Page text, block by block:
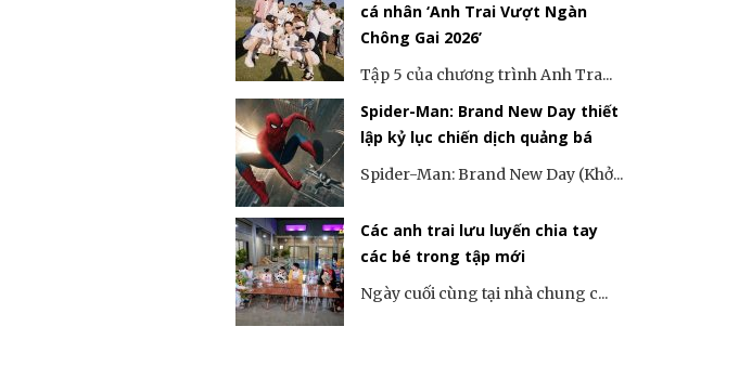
cá nhân ‘Anh Trai Vượt Ngàn
Chông Gai 2026’
Tập 5 của chương trình Anh Tra...
Spider-Man: Brand New Day thiết
lập kỷ lục chiến dịch quảng bá
Spider-Man: Brand New Day (Khở...
Các anh trai lưu luyến chia tay
các bé trong tập mới
Ngày cuối cùng tại nhà chung c...